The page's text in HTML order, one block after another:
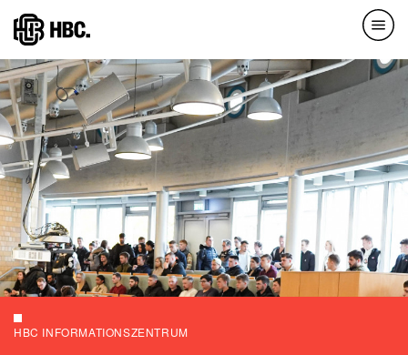
Direkt
zum
Inhalt
HBC INFORMATIONSZENTRUM